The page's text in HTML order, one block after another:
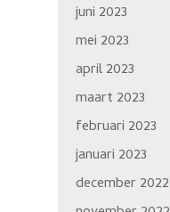
juni 2023
mei 2023
april 2023
maart 2023
februari 2023
januari 2023
december 2022